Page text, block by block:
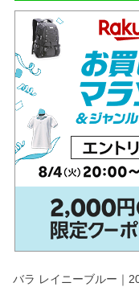
バラ レイニーブルー｜